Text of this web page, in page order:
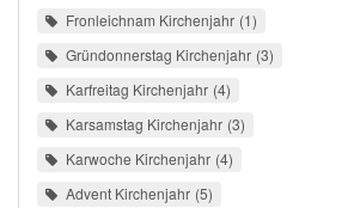
Fronleichnam Kirchenjahr 1
Gründonnerstag Kirchenjahr 3
Karfreitag Kirchenjahr 4
Karsamstag Kirchenjahr 3
Karwoche Kirchenjahr 4
Advent Kirchenjahr 5